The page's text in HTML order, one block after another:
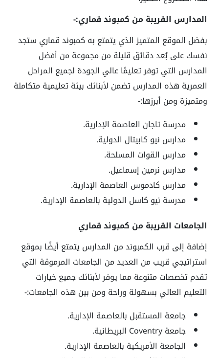
المدارس القريبة من كمبوند قماري:-
بفضل الموقع المتميز الذي يتمتع به كمبوند قماري ستجد
نفسك على بُعد دقائق قليلة من مجموعة من أفضل
المدارس التي توفر تعليمًا عالي الجودة لجميع المراحل
العمرية هذه المدارس تضمن لأبنائك بيئة تعليمية متكاملة
ومتميزة ومن أبرزها:-
مدرسة تاجان العاصمة الإدارية.
مدارس نيو كابيتال الدولية.
مدارس القوات المسلحة.
مدارس نرمين إسماعيل.
مدارس كادموس العاصمة الإدارية.
مدرسة نيو كاسل الدولية بالعاصمة الإدارية.
الجامعات القريبة من كمبوند قماري
إضافة إلى قرب الكمبوند من المدارس يتمتع أيضًا بموقع
استراتيجي قريب من العديد من الجامعات المرموقة التي
تقدم تخصصات متنوعة مما يوفر لأبنائك جميع خيارات
التعليم العالي بسهولة وراحة ومن بين هذه الجامعات:-
جامعة المستقبل بالعاصمة الإدارية.
جامعةCoventry البريطانية.
الجامعة الأمريكية بالعاصمة الإدارية.